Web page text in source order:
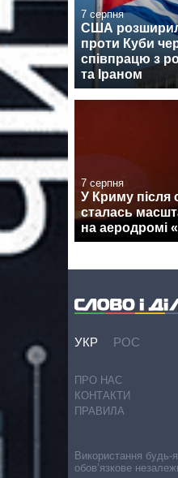
7 серпня
США
проти Куби
співпрацю з
та Іраном
7 серпня
У Криму після
сталась
на аеродромі
УКР РОС
ПРО НАС
КОНТАКТИ
ПРАВИЛА
Використання будь-
обов’язкове